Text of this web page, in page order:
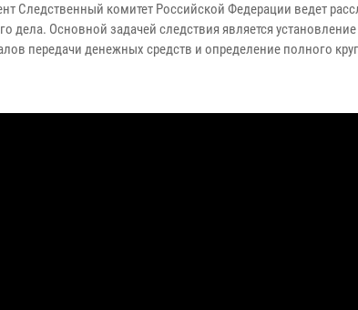
Следственный комитет Российской Федерации ведет
дела. Основной задачей следствия является установление
передачи денежных средств и определение полного